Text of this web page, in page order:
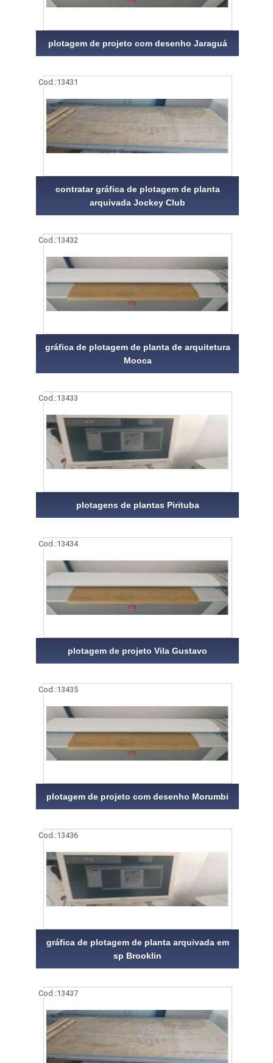
plotagem de projeto com desenho Jaraguá
Cod.:13431
contratar gráfica de plotagem de planta
arquivada Jockey Club
Cod.:13432
gráfica de plotagem de planta de arquitetura
Mooca
Cod.:13433
plotagens de plantas Pirituba
Cod.:13434
plotagem de projeto Vila Gustavo
Cod.:13435
plotagem de projeto com desenho Morumbi
Cod.:13436
gráfica de plotagem de planta arquivada em
sp Brooklin
Cod.:13437